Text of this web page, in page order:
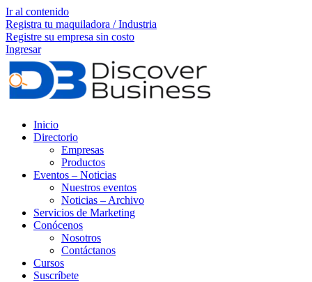
Ir al contenido
Registra tu maquiladora / Industria
Registre su empresa sin costo
Ingresar
Inicio
Directorio
Empresas
Productos
Eventos – Noticias
Nuestros eventos
Noticias – Archivo
Servicios de Marketing
Conócenos
Nosotros
Contáctanos
Cursos
Suscríbete